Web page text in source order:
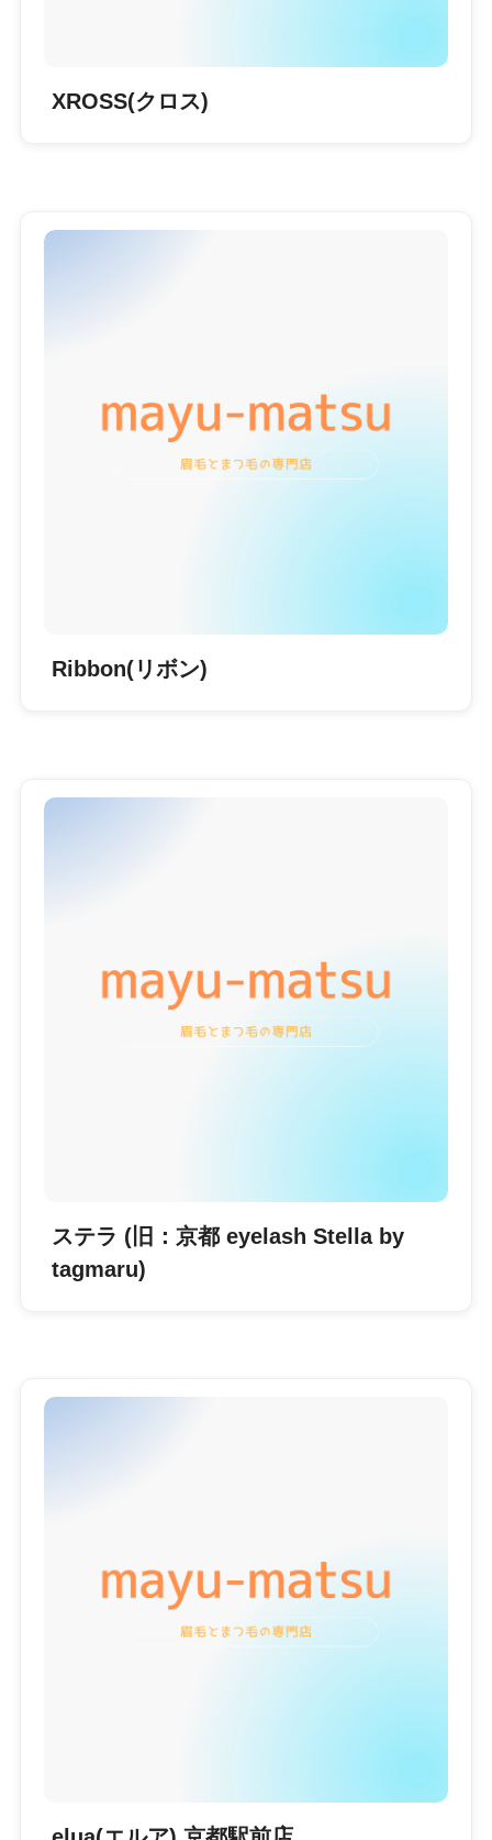
XROSS(クロス)
Ribbon(リボン)
ステラ (旧：京都 eyelash Stella by
tagmaru)